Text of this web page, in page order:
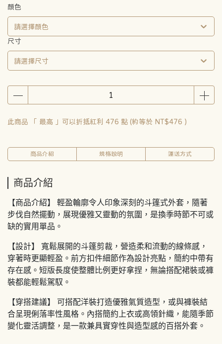
顏色
請選擇顏色
尺寸
請選擇尺寸
此商品 「 最高 」可以折抵紅利 476 點 (約等於 NT$476 )
商品介紹 規格說明 運送方式
商品介紹
【商品介紹】 輕盈輪廓令人印象深刻的斗篷式外套，隨著
步伐自然擺動，展現優雅又靈動的氛圍，是換季時節不可或
缺的實用單品。
【設計】 寬鬆展開的斗篷剪裁，營造柔和流動的線條感，
穿著時更顯輕盈。前方扣件細節作為設計亮點，簡約中帶有
存在感。短版長度使整體比例更好拿捏，無論搭配裙裝或褲
裝都能輕鬆駕馭。
【穿搭建議】 可搭配洋裝打造優雅氣質造型，或與褲裝結
合呈現俐落率性風格。內搭簡約上衣或高領針織，能隨季節
變化靈活調整，是一款兼具實穿性與造型感的百搭外套。